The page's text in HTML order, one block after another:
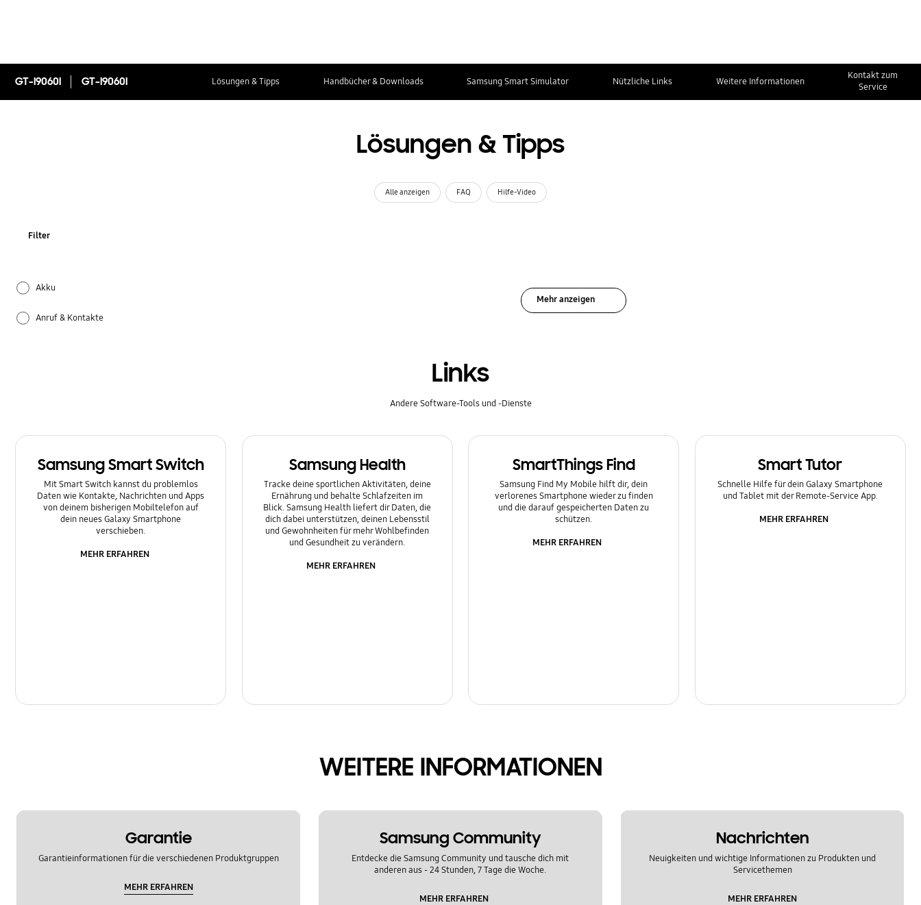
GT-I9060I GT-I9060I Lösungen & Tipps Handbücher & Downloads Samsung Smart Simulator Nützliche Links Weitere Informationen
Kontakt zum
Service
Lösungen & Tipps
Alle anzeigen FAQ Hilfe-Video
Filter
Akku
Anruf & Kontakte
Einstellungen
Firmware-Update
Galaxy Apps
Mehr anzeigen
Links
Andere Software-Tools und -Dienste
Samsung Smart Switch
Mit Smart Switch kannst du problemlos
Daten wie Kontakte, Nachrichten und Apps
von deinem bisherigen Mobiltelefon auf
dein neues Galaxy Smartphone
verschieben.
MEHR ERFAHREN
Samsung Health
Tracke deine sportlichen Aktivitäten, deine
Ernährung und behalte Schlafzeiten im
Blick. Samsung Health liefert dir Daten, die
dich dabei unterstützen, deinen Lebensstil
und Gewohnheiten für mehr Wohlbefinden
und Gesundheit zu verändern.
MEHR ERFAHREN
SmartThings Find
Samsung Find My Mobile hilft dir, dein
verlorenes Smartphone wieder zu finden
und die darauf gespeicherten Daten zu
schützen.
MEHR ERFAHREN
Smart Tutor
Schnelle Hilfe für dein Galaxy Smartphone
und Tablet mit der Remote-Service App.
MEHR ERFAHREN
WEITERE INFORMATIONEN
Garantie
Garantieinformationen für die verschiedenen Produktgruppen
MEHR ERFAHREN
Samsung Community
Entdecke die Samsung Community und tausche dich mit
anderen aus - 24 Stunden, 7 Tage die Woche.
MEHR ERFAHREN
Nachrichten
Neuigkeiten und wichtige Informationen zu Produkten und
Servicethemen
MEHR ERFAHREN